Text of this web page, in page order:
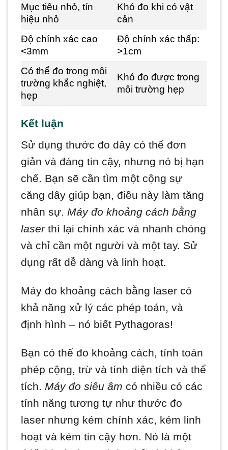
Mục tiêu nhỏ, tín
hiệu nhỏ
Khó đo khi có vật
cản
Độ chính xác cao
<3mm
Độ chính xác thấp:
>1cm
Có thể đo trong môi
trường khắc nghiệt,
hẹp
Khó đo được trong
môi trường hẹp
Kết luận
Sử dụng thước đo dây có thể đơn
giản và đáng tin cậy, nhưng nó bị hạn
chế. Bạn sẽ cần tìm một cộng sự
căng dây giúp bạn, điều này làm tăng
nhân sự. Máy đo khoảng cách bằng
laserthì lại chính xác và nhanh chóng
và chỉ cần một người và một tay. Sử
dụng rất dễ dàng và linh hoạt.
Máy đo khoảng cách bằng laser có
khả năng xử lý các phép toán, và
định hình – nó biết Pythagoras!
Bạn có thể đo khoảng cách, tính toán
phép cộng, trừ và tính diện tích và thể
tích. Máy đo siêu âm có nhiều có các
tính năng tương tự như thước đo
laser nhưng kém chính xác, kém linh
hoạt và kém tin cậy hơn. Nó là một